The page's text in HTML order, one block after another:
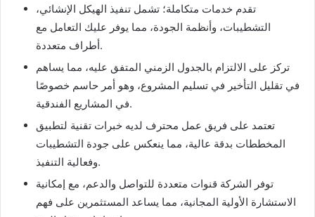
تقدم خدمات متكاملة؛ تشمل تنفيذ الهيكل الإنشائي،
التشطيبات، وأنظمة الجودة، مما يوفر عليك التعامل مع
أطراف متعددة.
تركز على الالتزام بالجدول الزمني المتفق عليه، مما يساهم
في تقليل التأخير في تسليم المشروع، وهو أمر حاسم خصوصًا
في المشاريع الفندقية.
تعتمد على فريق عمل محترف لديه خبرات تقنية لتطبيق
المخططات بدقة عالية، مما ينعكس على جودة التشطيبات
وفعالية التنفيذ.
توفر الشركة قنوات متعددة للتواصل والدعم، مع إمكانية
الاستشارة الأولية المجانية، مما يساعد المستثمرين على فهم